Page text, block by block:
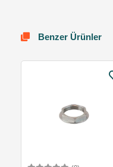
Benzer Ürünler